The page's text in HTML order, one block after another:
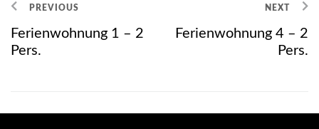
PREVIOUS
Ferienwohnung 1 – 2
Pers.
NEXT
Ferienwohnung 4 – 2
Pers.